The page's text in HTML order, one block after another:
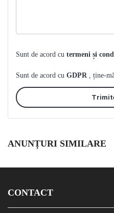
Sunt de acord cu termeni și
Sunt de acord cu GDPR , ține-
ANUNȚURI SIMILARE
CONTACT